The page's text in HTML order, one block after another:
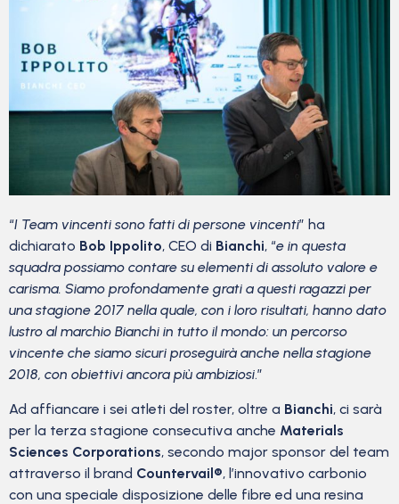
“I Team vincenti sono fatti di persone vincenti” ha
dichiarato Bob Ippolito, CEO di Bianchi, “e in questa
squadra possiamo contare su elementi di assoluto valore e
carisma. Siamo profondamente grati a questi ragazzi per
una stagione 2017 nella quale, con i loro risultati, hanno dato
lustro al marchio Bianchi in tutto il mondo: un percorso
vincente che siamo sicuri proseguirà anche nella stagione
2018, con obiettivi ancora più ambiziosi.”
Ad affiancare i sei atleti del roster, oltre a Bianchi, ci sarà
per la terza stagione consecutiva anche Materials
Sciences Corporations, secondo major sponsor del team
attraverso il brand Countervail®, l’innovativo carbonio
con una speciale disposizione delle fibre ed una resina